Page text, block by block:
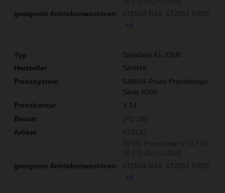
571004 R14
572101 R220
+6
Standard A1-32kN
SANHA
SANHA-Press Pressfittings
Serie 6000
V 14
(PZ-2B)
570132
571004 R14
572101 R220
+6